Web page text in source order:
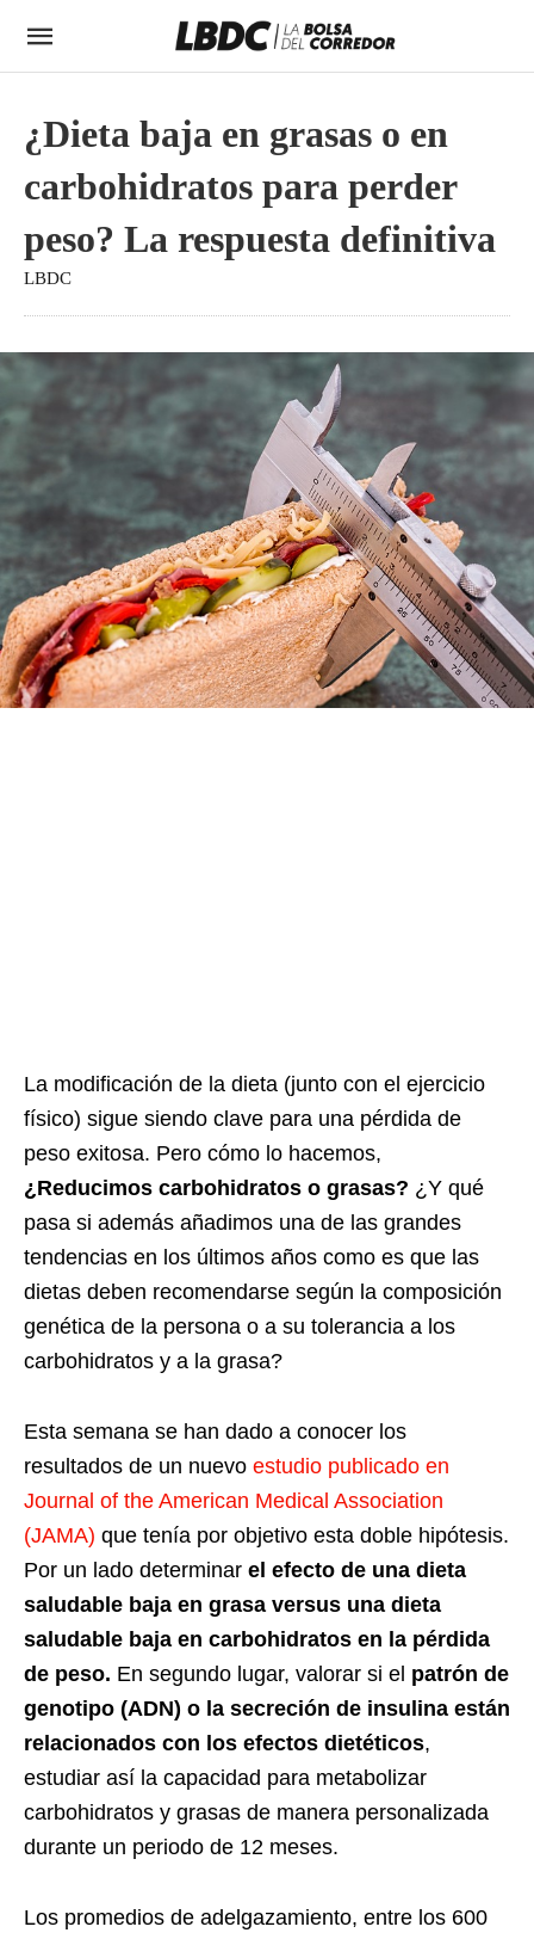
¿Dieta baja en grasas o en
carbohidratos para perder
peso? La respuesta definitiva
LBDC
La modificación de la dieta (junto con el ejercicio
físico) sigue siendo clave para una pérdida de
peso exitosa. Pero cómo lo hacemos,
¿Reducimos carbohidratos o grasas? ¿Y qué
pasa si además añadimos una de las grandes
tendencias en los últimos años como es que las
dietas deben recomendarse según la composición
genética de la persona o a su tolerancia a los
carbohidratos y a la grasa?
Esta semana se han dado a conocer los
resultados de un nuevo estudio publicado en
Journal of the American Medical Association
(JAMA) que tenía por objetivo esta doble hipótesis.
Por un lado determinar el efecto de una dieta
saludable baja en grasa versus una dieta
saludable baja en carbohidratos en la pérdida
de peso. En segundo lugar, valorar si el patrón de
genotipo (ADN) o la secreción de insulina están
relacionados con los efectos dietéticos,
estudiar así la capacidad para metabolizar
carbohidratos y grasas de manera personalizada
durante un periodo de 12 meses.
Los promedios de adelgazamiento, entre los 600